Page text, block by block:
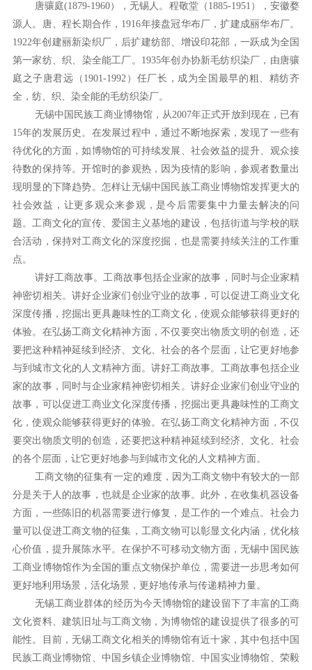
唐骧庭(1879-1960），无锡人。程敬堂（1885-1951），安徽婺
源人。唐、程长期合作，1916年接盘冠华布厂，扩建成丽华布厂。
1922年创建丽新染织厂，后扩建纺部、增设印花部，一跃成为全国
第一家纺、织、染全能工厂。1935年创办协新毛纺织染厂，由唐骧
庭之子唐君远（1901-1992）任厂长，成为全国最早的粗、精纺齐
全，纺、织、染全能的毛纺织染厂。
无锡中国民族工商业博物馆，从2007年正式开放到现在，已有
15年的发展历史。在发展过程中，通过不断地探索，发现了一些有
待优化的方面，如博物馆的可持续发展、社会效益的提升、观众接
待数的保持等。开馆时的参观热，因为疫情的影响，参观者数量出
现明显的下降趋势。怎样让无锡中国民族工商业博物馆发挥更大的
社会效益，让更多观众来参观，是今后需要集中力量去解决的问
题。工商文化的宣传、爱国主义基地的建设，包括街道与学校的联
合活动，保持对工商文化的深度挖掘，也是需要持续关注的工作重
点。
讲好工商故事。工商故事包括企业家的故事，同时与企业家精
神密切相关。讲好企业家们创业守业的故事，可以促进工商业文化
深度传播，挖掘出更具趣味性的工商文化，使观众能够获得更好的
体验。在弘扬工商文化精神方面，不仅要突出物质文明的创造，还
要把这种精神延续到经济、文化、社会的各个层面，让它更好地参
与到城市文化的人文精神方面。讲好工商故事。工商故事包括企业
家的故事，同时与企业家精神密切相关。讲好企业家们创业守业的
故事，可以促进工商业文化深度传播，挖掘出更具趣味性的工商文
化，使观众能够获得更好的体验。在弘扬工商文化精神方面，不仅
要突出物质文明的创造，还要把这种精神延续到经济、文化、社会
的各个层面，让它更好地参与到城市文化的人文精神方面。
工商文物的征集有一定的难度，因为工商文物中有较大的一部
分是关于人的故事，也就是企业家的故事。此外，在收集机器设备
方面，一些陈旧的机器需要进行修复，是工作的一个难点。社会力
量可以促进工商文物的征集，工商文物可以彰显文化内涵，优化核
心价值，提升展陈水平。在保护不可移动文物方面，无锡中国民族
工商业博物馆作为全国的重点文物保护单位，需要进一步思考如何
更好地利用场景，活化场景，更好地传承与传递精神力量。
无锡工商业群体的经历为今天博物馆的建设留下了丰富的工商
文化资料、建筑旧址与工商文物，为博物馆的建设提供了很多的可
能性。目前，无锡工商文化相关的博物馆有近十家，其中包括中国
民族工商业博物馆、中国乡镇企业博物馆、中国实业博物馆、荣毅